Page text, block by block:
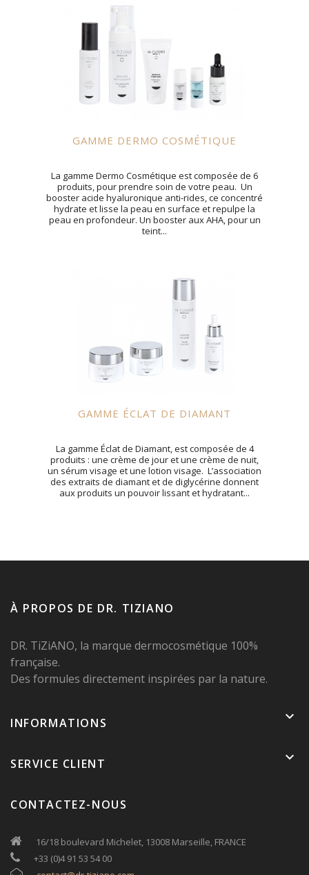
GAMME DERMO COSMÉTIQUE
La gamme Dermo Cosmétique est composée de 6
produits, pour prendre soin de votre peau. Un
booster acide hyaluronique anti-rides, ce concentré
hydrate et lisse la peau en surface et repulpe la
peau en profondeur. Un booster aux AHA, pour un
teint...
GAMME ÉCLAT DE DIAMANT
La gamme Éclat de Diamant, est composée de 4
produits : une crème de jour et une crème de nuit,
un sérum visage et une lotion visage. L’association
des extraits de diamant et de diglycérine donnent
aux produits un pouvoir lissant et hydratant...
À PROPOS DE DR. TIZIANO
DR. TiZiANO, la marque dermocosmétique 100%
française.
Des formules directement inspirées par la nature.
INFORMATIONS keyboard_arrow_down
SERVICE CLIENT keyboard_arrow_down
CONTACTEZ-NOUS
16/18 boulevard Michelet, 13008 Marseille, FRANCE
+33 (0)4 91 53 54 00